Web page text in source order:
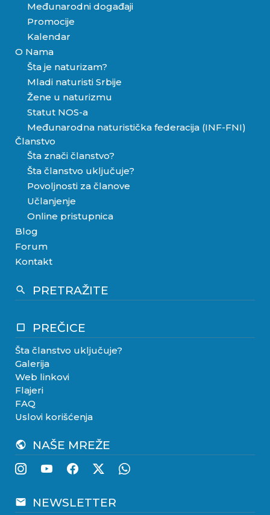
Međunarodni događaji
Promocije
Kalendar
O Nama
Šta je naturizam?
Mladi naturisti Srbije
Žene u naturizmu
Statut NOS-a
Međunarodna naturistička federacija (INF-FNI)
Članstvo
Šta znači članstvo?
Šta članstvo uključuje?
Povoljnosti za članove
Učlanjenje
Online pristupnica
Blog
Forum
Kontakt
search PRETRAŽITE
crop_square PREČICE
Šta članstvo uključuje?
Galerija
Web linkovi
Flajeri
FAQ
Uslovi korišćenja
public NAŠE MREŽE
email NEWSLETTER